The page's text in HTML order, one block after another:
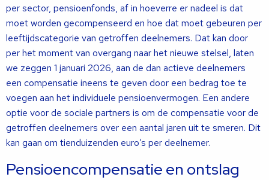
per sector, pensioenfonds, af in hoeverre er nadeel is dat
moet worden gecompenseerd en hoe dat moet gebeuren per
leeftijdscategorie van getroffen deelnemers. Dat kan door
per het moment van overgang naar het nieuwe stelsel, laten
we zeggen 1 januari 2026, aan de dan actieve deelnemers
een compensatie ineens te geven door een bedrag toe te
voegen aan het individuele pensioenvermogen. Een andere
optie voor de sociale partners is om de compensatie voor de
getroffen deelnemers over een aantal jaren uit te smeren. Dit
kan gaan om tienduizenden euro’s per deelnemer.
Pensioencompensatie en ontslag